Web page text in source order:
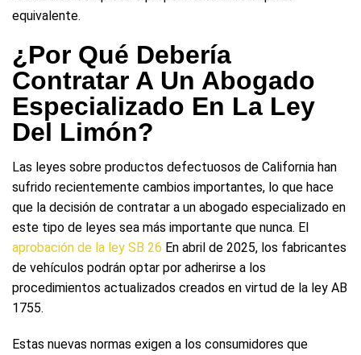
equivalente.
¿Por Qué Debería
Contratar A Un Abogado
Especializado En La Ley
Del Limón?
Las leyes sobre productos defectuosos de California han
sufrido recientemente cambios importantes, lo que hace
que la decisión de contratar a un abogado especializado en
este tipo de leyes sea más importante que nunca. El
aprobación de la ley SB 26 En abril de 2025, los fabricantes
de vehículos podrán optar por adherirse a los
procedimientos actualizados creados en virtud de la ley AB
1755.
Estas nuevas normas exigen a los consumidores que